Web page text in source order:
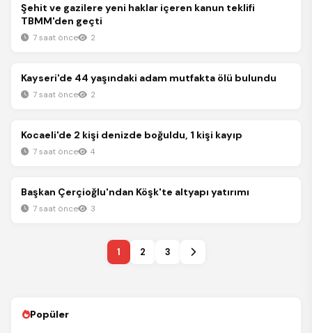
Gündem
Şehit ve gazilere yeni haklar içeren kanun teklifi
TBMM'den geçti
7 saat önce 2
Gündem
Kayseri'de 44 yaşındaki adam mutfakta ölü bulundu
7 saat önce 2
Gündem
Kocaeli'de 2 kişi denizde boğuldu, 1 kişi kayıp
7 saat önce 4
Gündem
Başkan Çerçioğlu'ndan Köşk'te altyapı yatırımı
7 saat önce 3
1 2 3
Popüler